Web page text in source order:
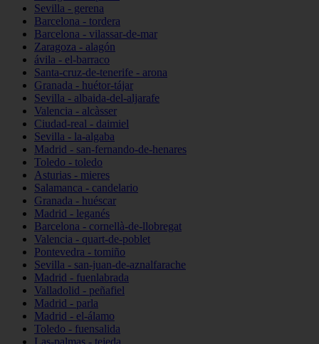
Sevilla - gerena
Barcelona - tordera
Barcelona - vilassar-de-mar
Zaragoza - alagón
ávila - el-barraco
Santa-cruz-de-tenerife - arona
Granada - huétor-tájar
Sevilla - albaida-del-aljarafe
Valencia - alcàsser
Ciudad-real - daimiel
Sevilla - la-algaba
Madrid - san-fernando-de-henares
Toledo - toledo
Asturias - mieres
Salamanca - candelario
Granada - huéscar
Madrid - leganés
Barcelona - cornellà-de-llobregat
Valencia - quart-de-poblet
Pontevedra - tomiño
Sevilla - san-juan-de-aznalfarache
Madrid - fuenlabrada
Valladolid - peñafiel
Madrid - parla
Madrid - el-álamo
Toledo - fuensalida
Las-palmas - tejeda